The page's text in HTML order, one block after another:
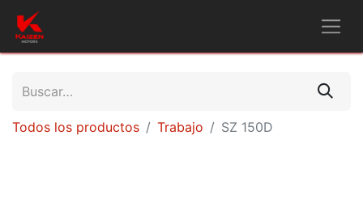
Todos los productos Trabajo SZ 150D